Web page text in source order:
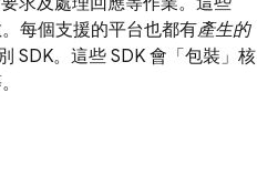
每個支援的平台也都有產生的
SDK。這些 SDK 會「包裝」核